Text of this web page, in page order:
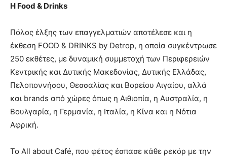
Η Food & Drinks
Πόλος έλξης των επαγγελματιών αποτέλεσε και η
έκθεση FOOD & DRINKS by Detrop, η οποία συγκέντρωσε
250 εκθέτες, με δυναμική συμμετοχή των Περιφερειών
Κεντρικής και Δυτικής Μακεδονίας, Δυτικής Ελλάδας,
Πελοποννήσου, Θεσσαλίας και Βορείου Αιγαίου, αλλά
και brands από χώρες όπως η Αιθιοπία, η Αυστραλία, η
Βουλγαρία, η Γερμανία, η Ιταλία, η Κίνα και η Νότια
Αφρική.
Το All about Café, που φέτος έσπασε κάθε ρεκόρ με την